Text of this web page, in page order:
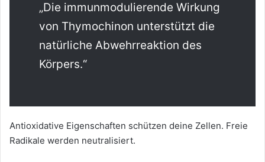
„Die immunmodulierende Wirkung
von Thymochinon unterstützt die
natürliche Abwehrreaktion des
Körpers.“
Antioxidative Eigenschaften schützen deine Zellen. Freie
Radikale werden neutralisiert.